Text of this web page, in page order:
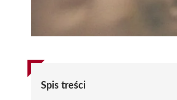
Spis treści